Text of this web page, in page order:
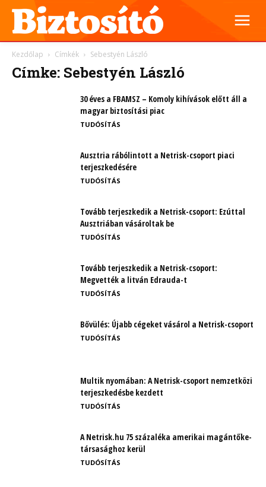
Kezdőlap Címkék Sebestyén László
Címke: Sebestyén László
30 éves a FBAMSZ – Komoly kihívások előtt áll a
magyar biztosítási piac
TUDÓSÍTÁS
Ausztria rábólintott a Netrisk-csoport piaci
terjeszkedésére
TUDÓSÍTÁS
Tovább terjeszkedik a Netrisk-csoport: Ezúttal
Ausztriában vásároltak be
TUDÓSÍTÁS
Tovább terjeszkedik a Netrisk-csoport:
Megvették a litván Edrauda-t
TUDÓSÍTÁS
Bővülés: Újabb cégeket vásárol a Netrisk-csoport
TUDÓSÍTÁS
Multik nyomában: A Netrisk-csoport nemzetközi
terjeszkedésbe kezdett
TUDÓSÍTÁS
A Netrisk.hu 75 százaléka amerikai magántőke-
társasághoz kerül
TUDÓSÍTÁS